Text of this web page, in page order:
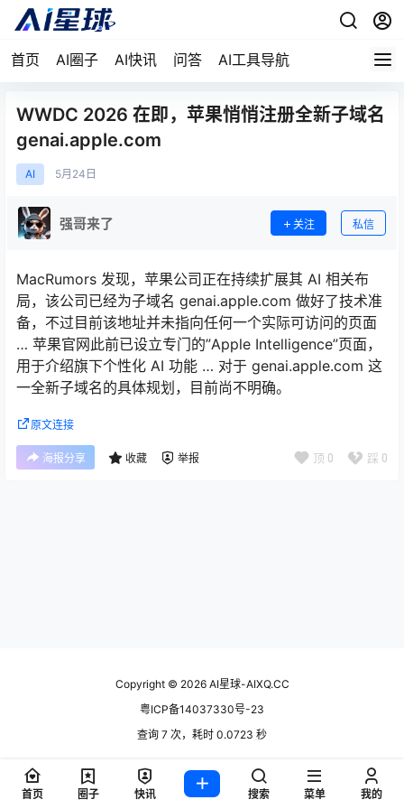
首页 AI圈子 AI快讯 问答 AI工具导航
WWDC 2026 在即，苹果悄悄注册全新子域名
genai.apple.com
AI 5月 24日
强哥来了 关注 私信
MacRumors 发现，苹果公司正在持续扩展其 AI 相关布
局，该公司已经为子域名 genai.apple.com 做好了技术准
备，不过目前该地址并未指向任何一个实际可访问的页面
… 苹果官网此前已设立专门的”Apple Intelligence”页面，
用于介绍旗下个性化 AI 功能 … 对于 genai.apple.com 这
一全新子域名的具体规划，目前尚不明确。
原文连接
海报分享 收藏 举报 顶 0 踩 0
Copyright © 2026AI星球-AIXQ.CC
粤ICP备14037330号-23
查询 7 次，耗时 0.0723 秒
首页 圈子 快讯 搜索 菜单 我的